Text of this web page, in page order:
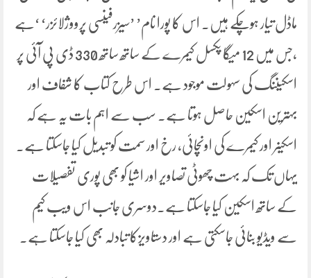
ماڈل تیار ہوچکے ہیں۔ اس کا پورا نام’ ’سیزرفینسی پرووژلائزر‘ ‘ہے
،جس میں 12 میگا پکسل کیمرے کے ساتھ ساتھ 330 ڈی پی آئی پر
اسکیننگ کی سہولت موجود ہے۔ اس طرح کتاب کا شفاف اور
بہترین اسکین حاصل ہوتا ہے۔ سب سے اہم بات یہ ہے کہ
اسکینر اور کیمرے کی اونچائی، رخ اور سمت کو تبدیل کیا جاسکتا ہے۔
یہاں تک کہ بہت چھوٹی تصاویر اور اشیا کو بھی پوری تفصیلات
کے ساتھ اسکین کیا جاسکتا ہے۔دوسری جانب اس ویب کیم
سے ویڈیو بنائی جاسکتی ہے اور دستاویزکا تبادلہ بھی کیا جاسکتا ہے۔